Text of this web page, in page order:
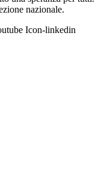
nazionale.
Icon-linkedin